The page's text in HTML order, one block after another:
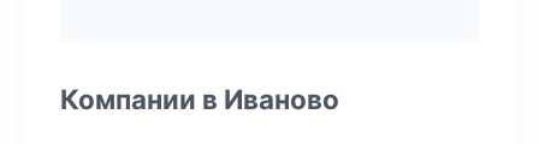
Компании в Иваново